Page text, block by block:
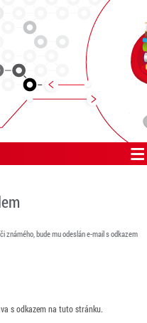
známého, bude mu odeslán e-mail s odkazem
s odkazem na tuto stránku.